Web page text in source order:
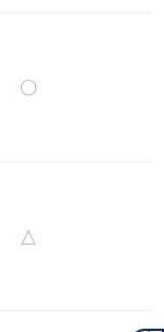
〇
△